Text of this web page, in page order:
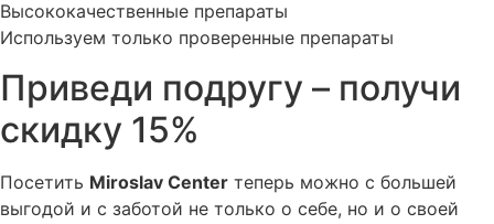
Высококачественные препараты
Используем только проверенные препараты
Приведи подругу – получи
скидку 15%
Посетить Miroslav Сenter теперь можно с большей
выгодой и с заботой не только о себе, но и о своей